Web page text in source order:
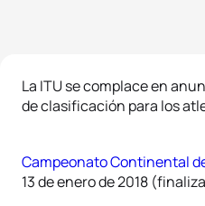
La ITU se complace en
de clasificación para los
Campeonato Continental
13 de enero de 2018